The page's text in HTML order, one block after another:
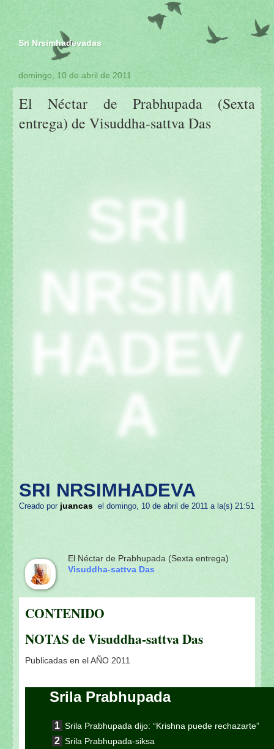
Sri Nrsimhadevadas
domingo, 10 de abril de 2011
El Néctar de Prabhupada (Sexta
entrega) de Visuddha-sattva Das
SRI
NRSIM
HADEV
A
SRI NRSIMHADEVA
Creado por juancas el domingo, 10 de abril de 2011 a la(s) 21:51
El Néctar de Prabhupada (Sexta entrega)
Visuddha-sattva Das
CONTENIDO
NOTAS de Visuddha-sattva Das
Publicadas en el AÑO 2011
Srila Prabhupada
Srila Prabhupada dijo: “Krishna puede rechazarte”
Srila Prabhupada-siksa